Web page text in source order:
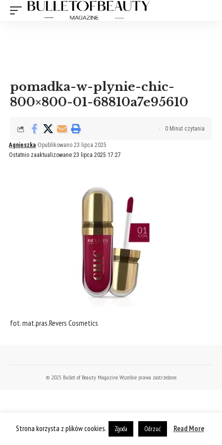
pomadka-w-plynie-chic-
800×800-01-68810a7e95610
Ostatnio zaaktualizowane 23 lipca 2025 17:27
Agnieszka Opublikowano 23 lipca 2025
0 Minut czytania
fot. mat.pras.Revers Cosmetics
© 2025 Bullet of Beauty Magazine. Wszelkie prawa zastrzeżone.
Strona korzysta z plików cookies. Zgoda Odrzuć Read More